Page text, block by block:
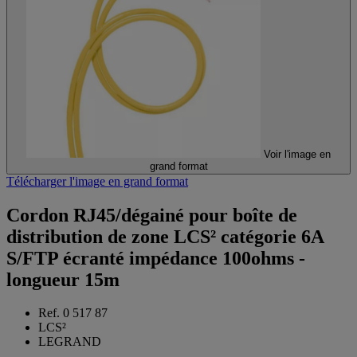
Voir l'image en
grand format
Télécharger l'image en grand format
Cordon RJ45/dégainé pour boîte de
distribution de zone LCS² catégorie 6A
S/FTP écranté impédance 100ohms -
longueur 15m
Ref. 0 517 87
LCS²
LEGRAND